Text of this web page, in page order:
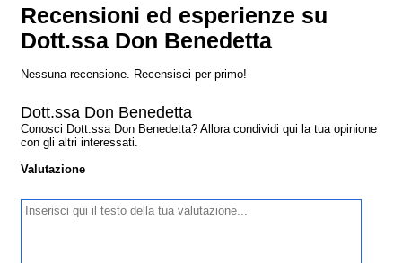
Recensioni ed esperienze su
Dott.ssa Don Benedetta
Nessuna recensione. Recensisci per primo!
Dott.ssa Don Benedetta
Conosci Dott.ssa Don Benedetta? Allora condividi qui la tua opinione
con gli altri interessati.
Valutazione